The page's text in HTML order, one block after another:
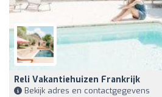
Reli Vakantiehuizen Frankrijk
Bekijk adres en contactgegevens